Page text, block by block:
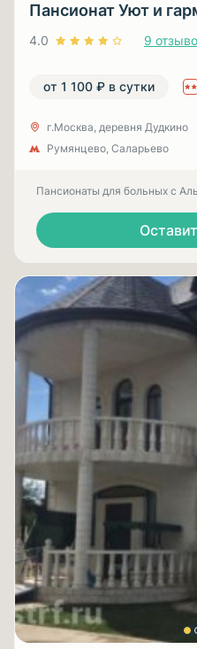
Пансионат Уют и
4.0 9
от 1 100 ₽ в сутки
г.Москва, деревня Дудкино
Румянцево, Саларьево
Пансионаты для больных с